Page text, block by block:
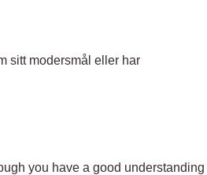
sitt modersmål eller har
you have a good understanding